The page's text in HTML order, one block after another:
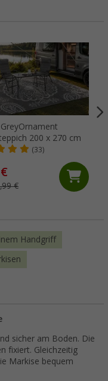
200 x 270 cm
(33)
€
€
Handgriff
sicher am Boden. Die
fixiert. Gleichzeitig
Markise bequem